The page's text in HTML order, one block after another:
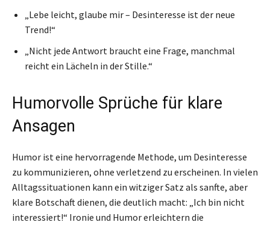
„Lebe leicht, glaube mir – Desinteresse ist der neue
Trend!“
„Nicht jede Antwort braucht eine Frage, manchmal
reicht ein Lächeln in der Stille.“
Humorvolle Sprüche für klare
Ansagen
Humor ist eine hervorragende Methode, um Desinteresse
zu kommunizieren, ohne verletzend zu erscheinen. In vielen
Alltagssituationen kann ein witziger Satz als sanfte, aber
klare Botschaft dienen, die deutlich macht: „Ich bin nicht
interessiert!“ Ironie und Humor erleichtern die